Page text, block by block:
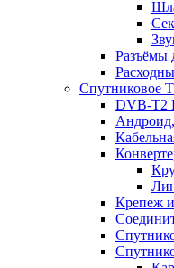
Разъёмы
Спутниковое
DVB-Т2
Крепеж